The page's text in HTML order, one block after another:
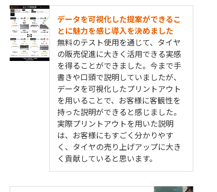
データを可視化した提案ができるこ
とに魅力を感じ導入を決めました
無料のテスト使用を通じて、タイヤ
の販売促進に大きく活用できる実感
を得ることができました。今まで手
書きや口頭で説明していましたが、
データを可視化したプリントアウト
を用いることで、お客様に客観性を
持った説明ができると感じました。
実際プリントアウトを用いた説明
は、お客様にもすごく分かりやす
く、タイヤの売り上げアップに大き
く貢献していると思います。